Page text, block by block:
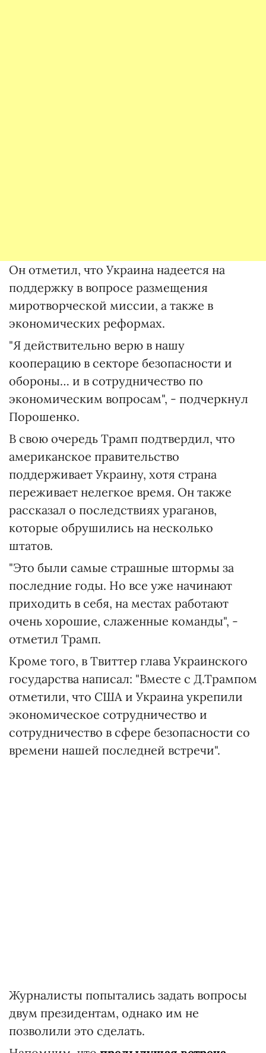
Он отметил, что Украина надеется на
поддержку в вопросе размещения
миротворческой миссии, а также в
экономических реформах.
"Я действительно верю в нашу
кооперацию в секторе безопасности и
обороны… и в сотрудничество по
экономическим вопросам", - подчеркнул
Порошенко.
В свою очередь Трамп подтвердил, что
американское правительство
поддерживает Украину, хотя страна
переживает нелегкое время. Он также
рассказал о последствиях ураганов,
которые обрушились на несколько
штатов.
"Это были самые страшные штормы за
последние годы. Но все уже начинают
приходить в себя, на местах работают
очень хорошие, слаженные команды", -
отметил Трамп.
Кроме того, в Твиттер глава Украинского
государства написал: "Вместе с Д.Трампом
отметили, что США и Украина укрепили
экономическое сотрудничество и
сотрудничество в сфере безопасности со
времени нашей последней встречи".
Журналисты попытались задать вопросы
двум президентам, однако им не
позволили это сделать.